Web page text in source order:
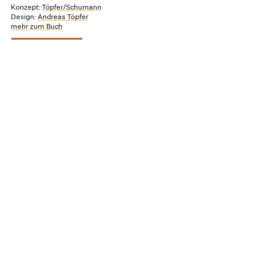
Konzept: Töpfer/Schumann
Design: Andreas Töpfer
mehr zum Buch